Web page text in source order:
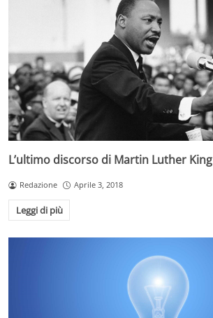
L’ultimo discorso di Martin Luther King
Redazione Aprile 3, 2018
Leggi di più